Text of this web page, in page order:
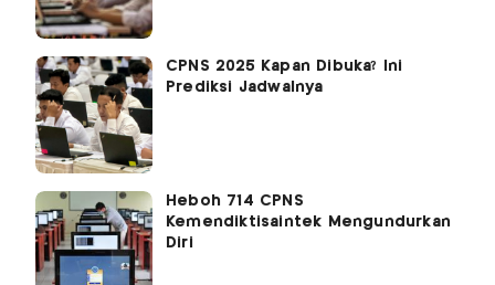
CPNS 2025 Kapan Dibuka? Ini
Prediksi Jadwalnya
Heboh 714 CPNS
Kemendiktisaintek Mengundurkan
Diri